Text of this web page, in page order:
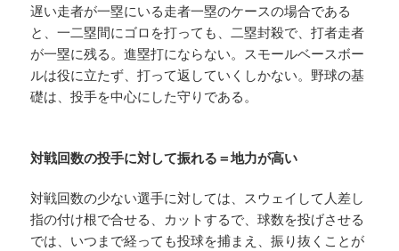
遅い走者が一塁にいる走者一塁のケースの場合である
と、一二塁間にゴロを打っても、二塁封殺で、打者走者
が一塁に残る。進塁打にならない。スモールベースボー
ルは役に立たず、打って返していくしかない。野球の基
礎は、投手を中心にした守りである。
対戦回数の投手に対して振れる＝地力が高い
対戦回数の少ない選手に対しては、スウェイして人差し
指の付け根で合せる、カットするで、球数を投げさせる
では、いつまで経っても投球を捕まえ、振り抜くことが